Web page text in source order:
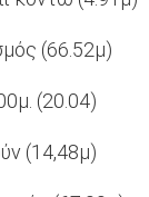
(66.52μ)
(20.04)
(14,48μ)